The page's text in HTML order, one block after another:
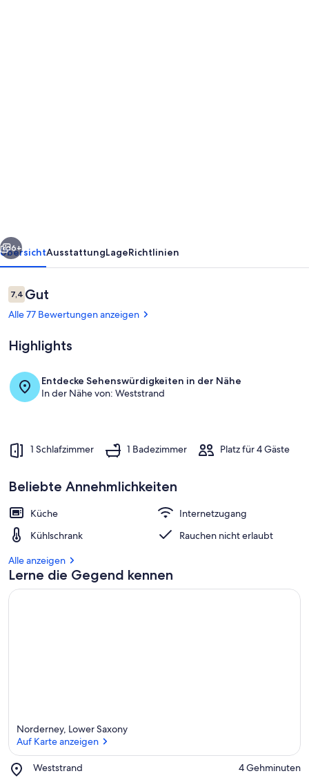
ruhig
Außenansicht
Weiter
6+
ÜbersichtAusstattungLageRichtlinien
Bewertungen
7,47,4 von 10.
Gut
Alle 77 Bewertungen anzeigen
Highlights
Entdecke Sehenswürdigkeiten in der Nähe
In der Nähe von: Weststrand
1 Schlafzimmer 1 Badezimmer Platz für 4 Gäste
Beliebte Annehmlichkeiten
Küche
Internetzugang
Kühlschrank
Rauchen nicht erlaubt
Alle anzeigen
Lerne die Gegend kennen
Norderney, Lower Saxony
Auf Karte anzeigen
Weststrand
Place,
‪4 Gehminuten‬